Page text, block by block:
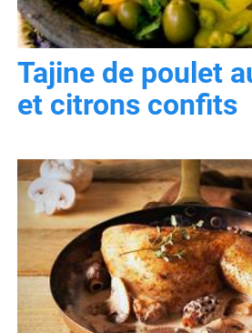
Tajine de poulet
et citrons confits